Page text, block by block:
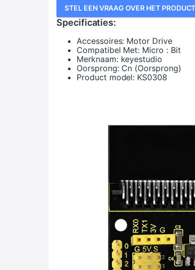
STEL EEN VRAAG OVER HET PRODUCT
Specificaties:
Accessoires: Motor Drive
Compatibel Met: Micro : Bit
Merknaam: keyestudio
Oorsprong: Cn (Oorsprong)
Product model: KS0308